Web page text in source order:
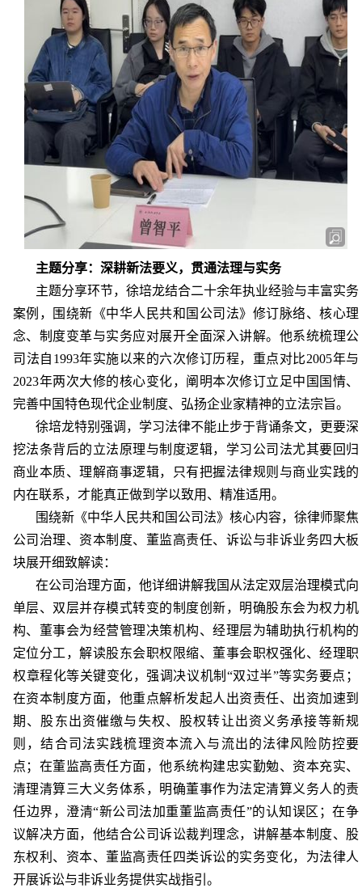
主题分享：深耕新法要义，贯通法理与实务
主题分享环节，徐培龙结合二十余年执业经验与丰富实务
案例，围绕新《中华人民共和国 公司法》修订脉络、核心理
念、制度变革与实务应对展开全面深入讲解。他系统梳理公
司法自 1993年实施以来的六次修订历程，重点对比2005年与
2023年两次大修的核心变化，阐明本次修订立足中国国情、
完善中国特色现代企业制度、弘扬企业家精神的立法宗旨。
徐培龙特别强调，学习法律不能止步于背诵条文，更要深
挖法条背后的立法原理与制度逻辑，学习公司法尤其要回归
商业本质、理解商事逻辑，只有把握法律规则与商业实践的
内在联系，才能真正做到学以致用、精准适用。
围绕新《中华人民共和国 公司法》核心内容，徐律师聚焦
公司治理、资本制度、董监高责任、诉讼与非诉业务四大板
块展开细致解读：
在公司治理方面，他详细讲解我国从法定双层治理模式向
单层、双层并存模式转变的制度创新，明确股东会为权力机
构、董事会为经营管理决策机构、经理层为辅助执行机构的
定位分工，解读股东会职权限缩、董事会职权强化、经理职
权章程化等关键变化，强调决议机制“双过半”等实务要点；
在资本制度方面，他重点解析发起人出资责任、出资加速到
期、股东出资催缴与失权、股权转让出资义务承接等新规
则，结合司法实践梳理资本流入与流出的法律风险防控要
点；在董监高责任方面，他系统构建忠实勤勉、资本充实、
清理清算三大义务体系，明确董事作为法定清算义务人的责
任边界，澄清“新公司法加重董监高责任”的认知误区；在争
议解决方面，他结合公司诉讼裁判理念，讲解基本制度、股
东权利、资本、董监高责任四类诉讼的实务变化，为法律人
开展诉讼与非诉业务提供实战指引。